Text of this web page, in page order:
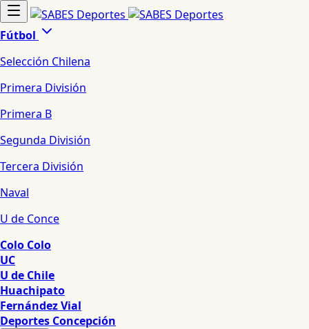
Fútbol
Selección Chilena
Primera División
Primera B
Segunda División
Tercera División
Naval
U de Conce
Colo Colo
UC
U de Chile
Huachipato
Fernández Vial
Deportes Concepción